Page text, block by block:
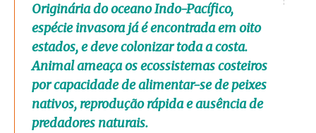
Originária do oceano Indo-Pacífico,
espécie invasora já é encontrada em oito
estados, e deve colonizar toda a costa.
Animal ameaça os ecossistemas costeiros
por capacidade de alimentar-se de peixes
nativos, reprodução rápida e ausência de
predadores naturais.